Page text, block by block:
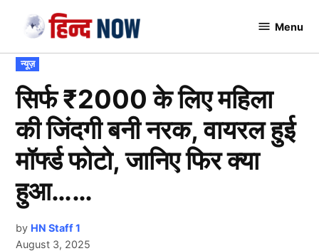
content
Menu
POSTED
IN
न्यूज़
सिर्फ ₹2000 के लिए महिला
की जिंदगी बनी नरक, वायरल हुई
मॉर्फ्ड फोटो, जानिए फिर क्या
हुआ……
by HN Staff 1
August 3, 2025